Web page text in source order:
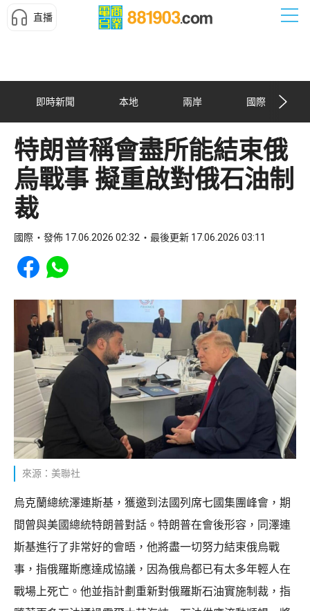
直播
即時新聞 本地 兩岸 國際
特朗普稱會盡所能結束俄
烏戰事 擬重啟對俄石油制
裁
國際 發佈 17.06.2026 02:32 最後更新 17.06.2026 03:11
Share to Facebook
Share to WhatsApp
來源：美聯社
烏克蘭總統澤連斯基，獲邀到法國列席七國集團峰會，期
間曾與美國總統特朗普對話。特朗普在會後形容，同澤連
斯基進行了非常好的會晤，他將盡一切努力結束俄烏戰
事，指俄羅斯應達成協議，因為俄烏都已有太多年輕人在
戰場上死亡。他並指計劃重新對俄羅斯石油實施制裁，指